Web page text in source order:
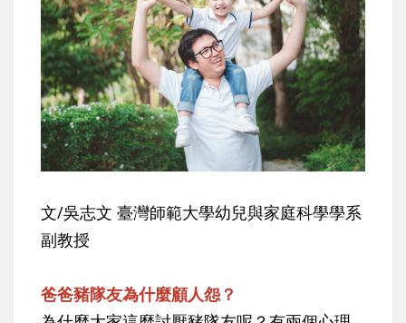
文/吳志文 臺灣師範大學幼兒與家庭科學學系
副教授
爸爸豬隊友為什麼顧人怨？